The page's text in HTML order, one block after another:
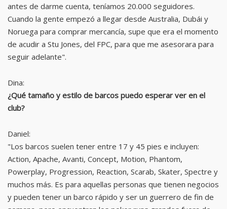
antes de darme cuenta, teníamos 20.000 seguidores.
Cuando la gente empezó a llegar desde Australia, Dubái y
Noruega para comprar mercancía, supe que era el momento
de acudir a Stu Jones, del FPC, para que me asesorara para
seguir adelante".
Dina:
¿Qué tamaño y estilo de barcos puedo esperar ver en el
club?
Daniel:
"Los barcos suelen tener entre 17 y 45 pies e incluyen:
Action, Apache, Avanti, Concept, Motion, Phantom,
Powerplay, Progression, Reaction, Scarab, Skater, Spectre y
muchos más. Es para aquellas personas que tienen negocios
y pueden tener un barco rápido y ser un guerrero de fin de